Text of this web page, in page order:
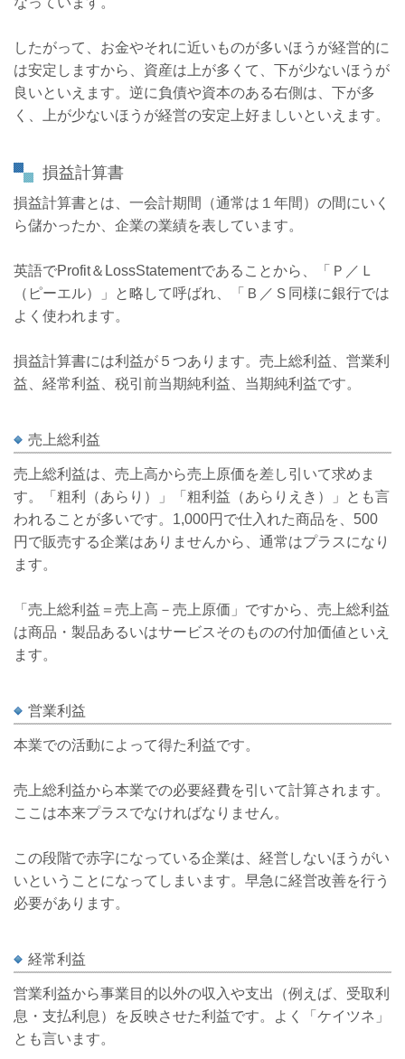
したがって、お金やそれに近いものが多いほうが経営的に
は安定しますから、資産は上が多くて、下が少ないほうが
良いといえます。 逆に負債や資本のある右側は、下が多
く、上が少ないほうが経営の安定上好ましいといえます。
損益計算書
損益計算書とは、一会計期間（通常は１年間）の間にいく
ら儲かったか、企業の業績を表しています。
英語でProfit＆ LossStatementであることから、「Ｐ／Ｌ
（ピーエル）」と略して呼ばれ、「Ｂ／Ｓ同様に銀行では
よく使われます。
損益計算書には利益が５つあります。売上総利益、営業利
益、経常利益、税引前当期純利益、当期純利益です。
売上総利益
売上総利益は、売上高から売上原価を差し引いて求めま
す。「粗利（あらり）」「粗利益（あらりえき）」とも言
われることが多いです。1,000円で仕入れた商品を、500
円で販売する企業はありませんから、通常はプラスになり
ます。
「売上総利益＝売上高－売上原価」ですから、売上総利益
は商品・製品あるいはサービスそのものの付加価値といえ
ます。
営業利益
本業での活動によって得た利益です。
売上総利益から本業での必要経費を引いて計算されます。
ここは本来プラスでなければなりません。
この段階で赤字になっている企業は、経営しないほうがい
いということになってしまいます。早急に経営改善を行う
必要があります。
経常利益
営業利益から事業目的以外の収入や支出（例えば、受取利
息・支払利息）を反映させた利益です。よく「ケイツネ」
とも言います。